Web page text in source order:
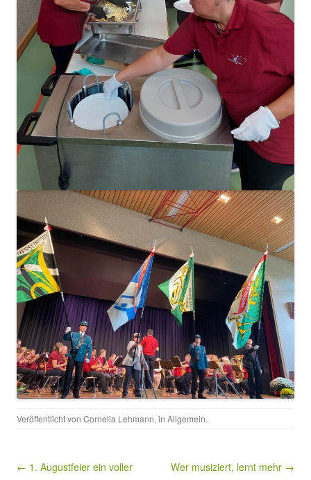
Veröffentlicht von Cornelia Lehmann, in Allgemein.
Beitragsnavigation
← 1. Augustfeier ein voller
Wer musiziert, lernt mehr →